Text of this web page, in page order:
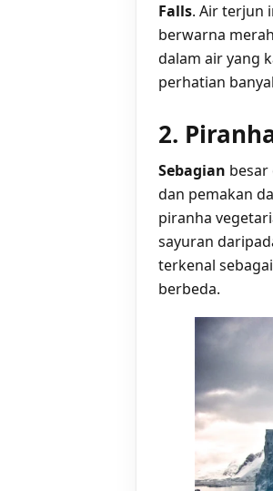
Falls. Air terjun
berwarna
dalam air yang
perhatian
2.
Sebagian
dan pemakan
piranha
sayuran
terkenal
berbeda.